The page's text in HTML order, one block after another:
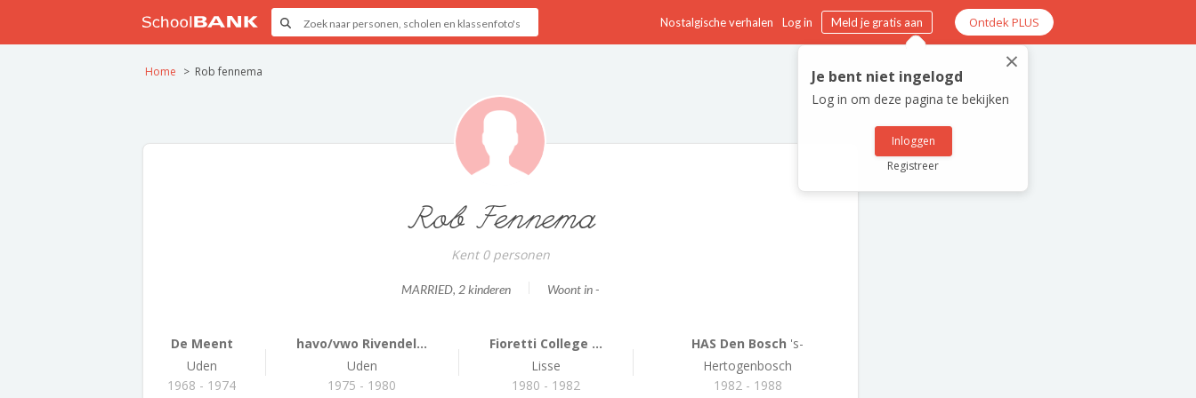
Nostalgische verhalen Log in Meld je gratis aan Ontdek PLUS
×
Je bent niet ingelogd
Log in om deze pagina te bekijken
Inloggen
Registreer
Home Rob fennema
Rob Fennema
Kent 0 personen
MARRIED, 2 kinderen Woont in -
De Meent
Uden
1968 - 1974
havo/vwo Rivendel...
Uden
1975 - 1980
Fioretti College ...
Lisse
1980 - 1982
HAS Den Bosch 's-
Hertogenbosch
1982 - 1988